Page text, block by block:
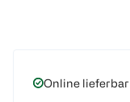
Online lieferbar